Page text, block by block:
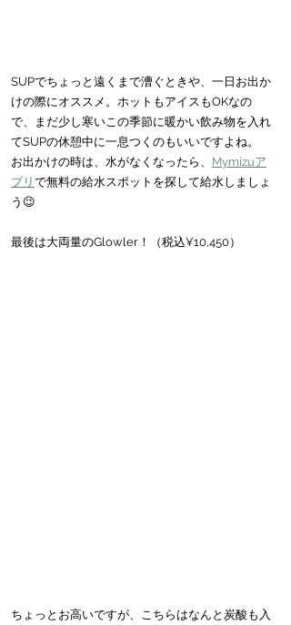
SUPでちょっと遠くまで漕ぐときや、一日お出か
けの際にオススメ。ホットもアイスもOKなの
で、まだ少し寒いこの季節に暖かい飲み物を入れ
てSUPの休憩中に一息つくのもいいですよね。
お出かけの時は、水がなくなったら、 Mymizuア
プリ で無料の給水スポットを探して給水しましょ
う😉
最後は大両量のGlowler！（税込¥10,450）
ちょっとお高いですが、こちらはなんと炭酸も入